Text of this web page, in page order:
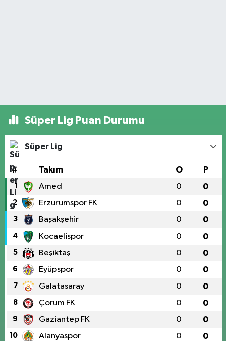
Süper Lig Puan Durumu
Süper Lig
# Takım O P
1 Amed 0 0
2 Erzurumspor FK 0 0
3 Başakşehir 0 0
4 Kocaelispor 0 0
5 Beşiktaş 0 0
6 Eyüpspor 0 0
7 Galatasaray 0 0
8 Çorum FK 0 0
9 Gaziantep FK 0 0
10 Alanyaspor 0 0